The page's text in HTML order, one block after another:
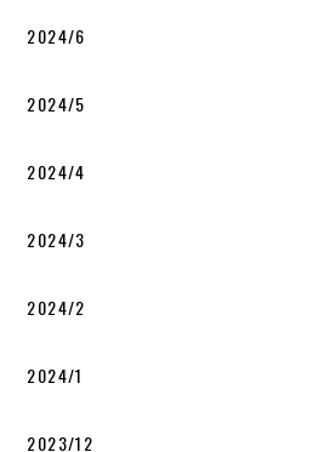
2024/6
2024/5
2024/4
2024/3
2024/2
2024/1
2023/12